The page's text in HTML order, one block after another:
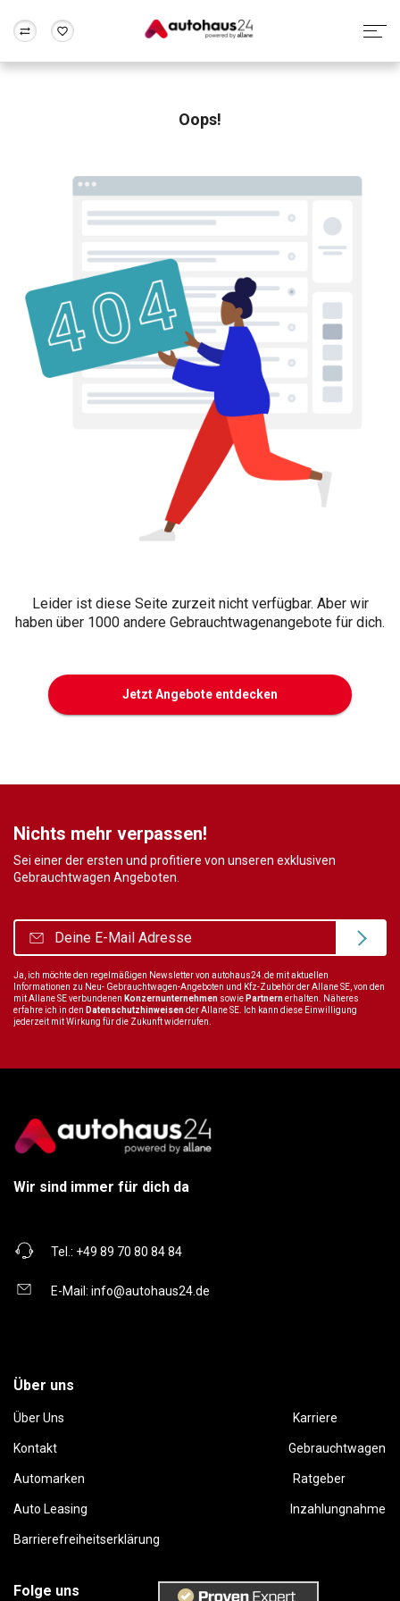
Rund um die Inzahlungnahme
Oops!
Leider ist diese Seite zurzeit nicht verfügbar. Aber wir
haben über 1000 andere Gebrauchtwagenangebote für dich.
Jetzt Angebote entdecken
Nichts mehr verpassen!
Sei einer der ersten und profitiere von unseren exklusiven
Gebrauchtwagen Angeboten.
Ja, ich möchte den regelmäßigen Newsletter von autohaus24.de mit aktuellen
Informationen zu Neu- Gebrauchtwagen-Angeboten und Kfz-Zubehör der Allane SE, von den
mit Allane SE verbundenen Konzernunternehmen sowie Partnernerhalten. Näheres
erfahre ich in den Datenschutzhinweisender Allane SE. Ich kann diese Einwilligung
jederzeit mit Wirkung für die Zukunft widerrufen.
Wir sind immer für dich da
Tel.: +49 89 70 80 84 84
E-Mail: info@autohaus24.de
Über uns
Über Uns Karriere
Kontakt Gebrauchtwagen
Automarken Ratgeber
Auto Leasing Inzahlungnahme
Barrierefreiheitserklärung
Folge uns